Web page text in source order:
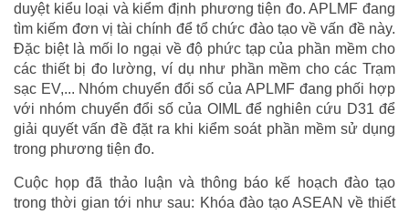
duyệt kiểu loại và kiểm định phương tiện đo. APLMF đang
tìm kiếm đơn vị tài chính để tổ chức đào tạo về vấn đề này.
Đặc biệt là mối lo ngại về độ phức tạp của phần mềm cho
các thiết bị đo lường, ví dụ như phần mềm cho các Trạm
sạc EV,... Nhóm chuyển đổi số của APLMF đang phối hợp
với nhóm chuyển đổi số của OIML để nghiên cứu D31 để
giải quyết vấn đề đặt ra khi kiểm soát phần mềm sử dụng
trong phương tiện đo.
Cuộc họp đã thảo luận và thông báo kế hoạch đào tạo
trong thời gian tới như sau: Khóa đào tạo ASEAN về thiết